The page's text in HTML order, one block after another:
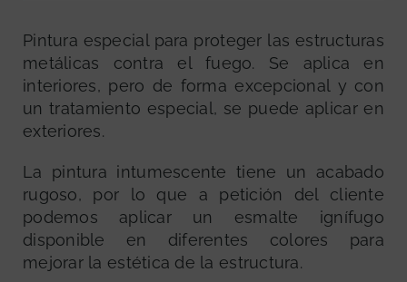
Pintura especial para proteger las estructuras
metálicas contra el fuego. Se aplica en
interiores, pero de forma excepcional y con
un tratamiento especial, se puede aplicar en
exteriores.
La pintura intumescente tiene un acabado
rugoso, por lo que a petición del cliente
podemos aplicar un esmalte ignífugo
disponible en diferentes colores para
mejorar la estética de la estructura.